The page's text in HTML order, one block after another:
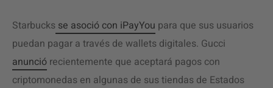
Starbucks se asoció con iPayYou para que sus usuarios
puedan pagar a través de wallets digitales. Gucci
anunció recientemente que aceptará pagos con
criptomonedas en algunas de sus tiendas de Estados